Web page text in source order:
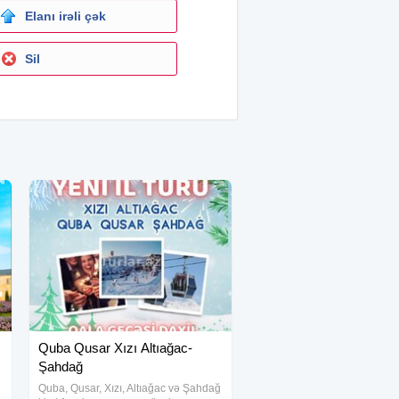
Elanı irəli çək
Sil
Quba Qusar Xızı Altıağac-
Şahdağ
Quba, Qusar, Xızı, Altıağac və Şahdağ